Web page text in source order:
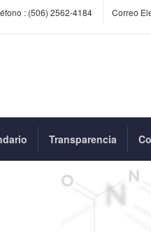
: (506) 2562-4184 Correo
Transparencia